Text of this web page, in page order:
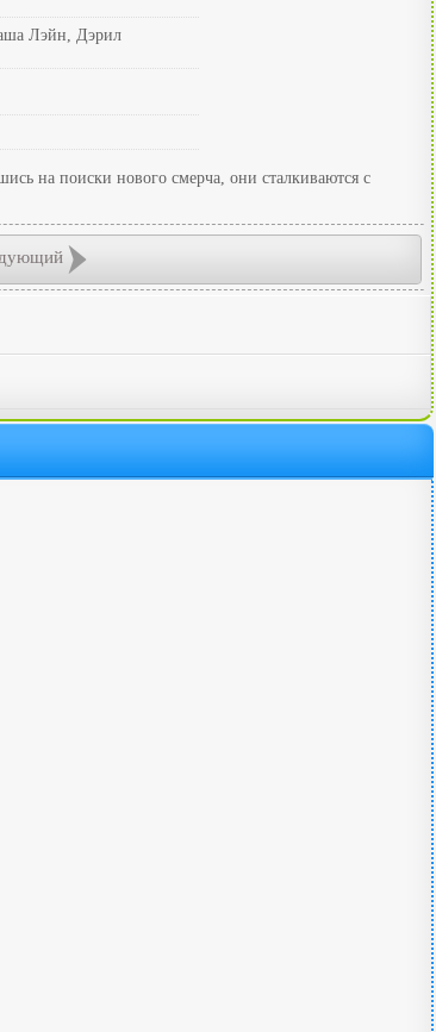
Лэйн, Дэрил
на поиски нового смерча, они сталкиваются с